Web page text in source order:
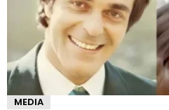
MEDIA